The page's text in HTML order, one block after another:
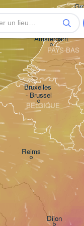
Bruxelles
- Brussel
Amsterdam
Reims
PAYS-BAS
BELGIQUE
Dijon